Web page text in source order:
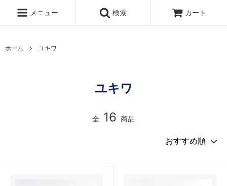
メニュー 検索 カート
ホーム ユキワ
ユキワ
全 16 商品